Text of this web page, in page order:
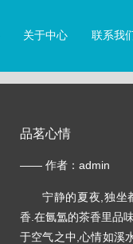
关于中心 联系我
品茗心情
—— 作者：admin
宁静的夏夜,独坐
香.在氤氲的茶香里品
于空气之中,心情如溪